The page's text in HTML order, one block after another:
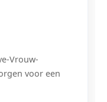
Vrouw-
voor een